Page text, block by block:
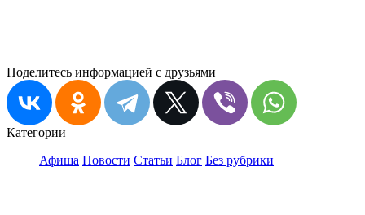
Поделитесь информацией с друзьями
Категории
Афиша Новости Статьи Блог Без рубрики